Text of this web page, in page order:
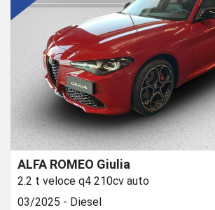
ALFA ROMEO Giulia
2.2 t veloce q4 210cv auto
03/2025 - Diesel